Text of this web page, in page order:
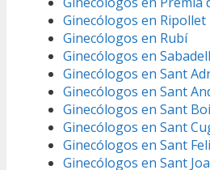
Ginecólogos en Ripollet
Ginecólogos en Rubí
Ginecólogos en Sabadell
Ginecólogos en Sant
Ginecólogos en Sant
Ginecólogos en Sant
Ginecólogos en Sant
Ginecólogos en Sant
Ginecólogos en Sant